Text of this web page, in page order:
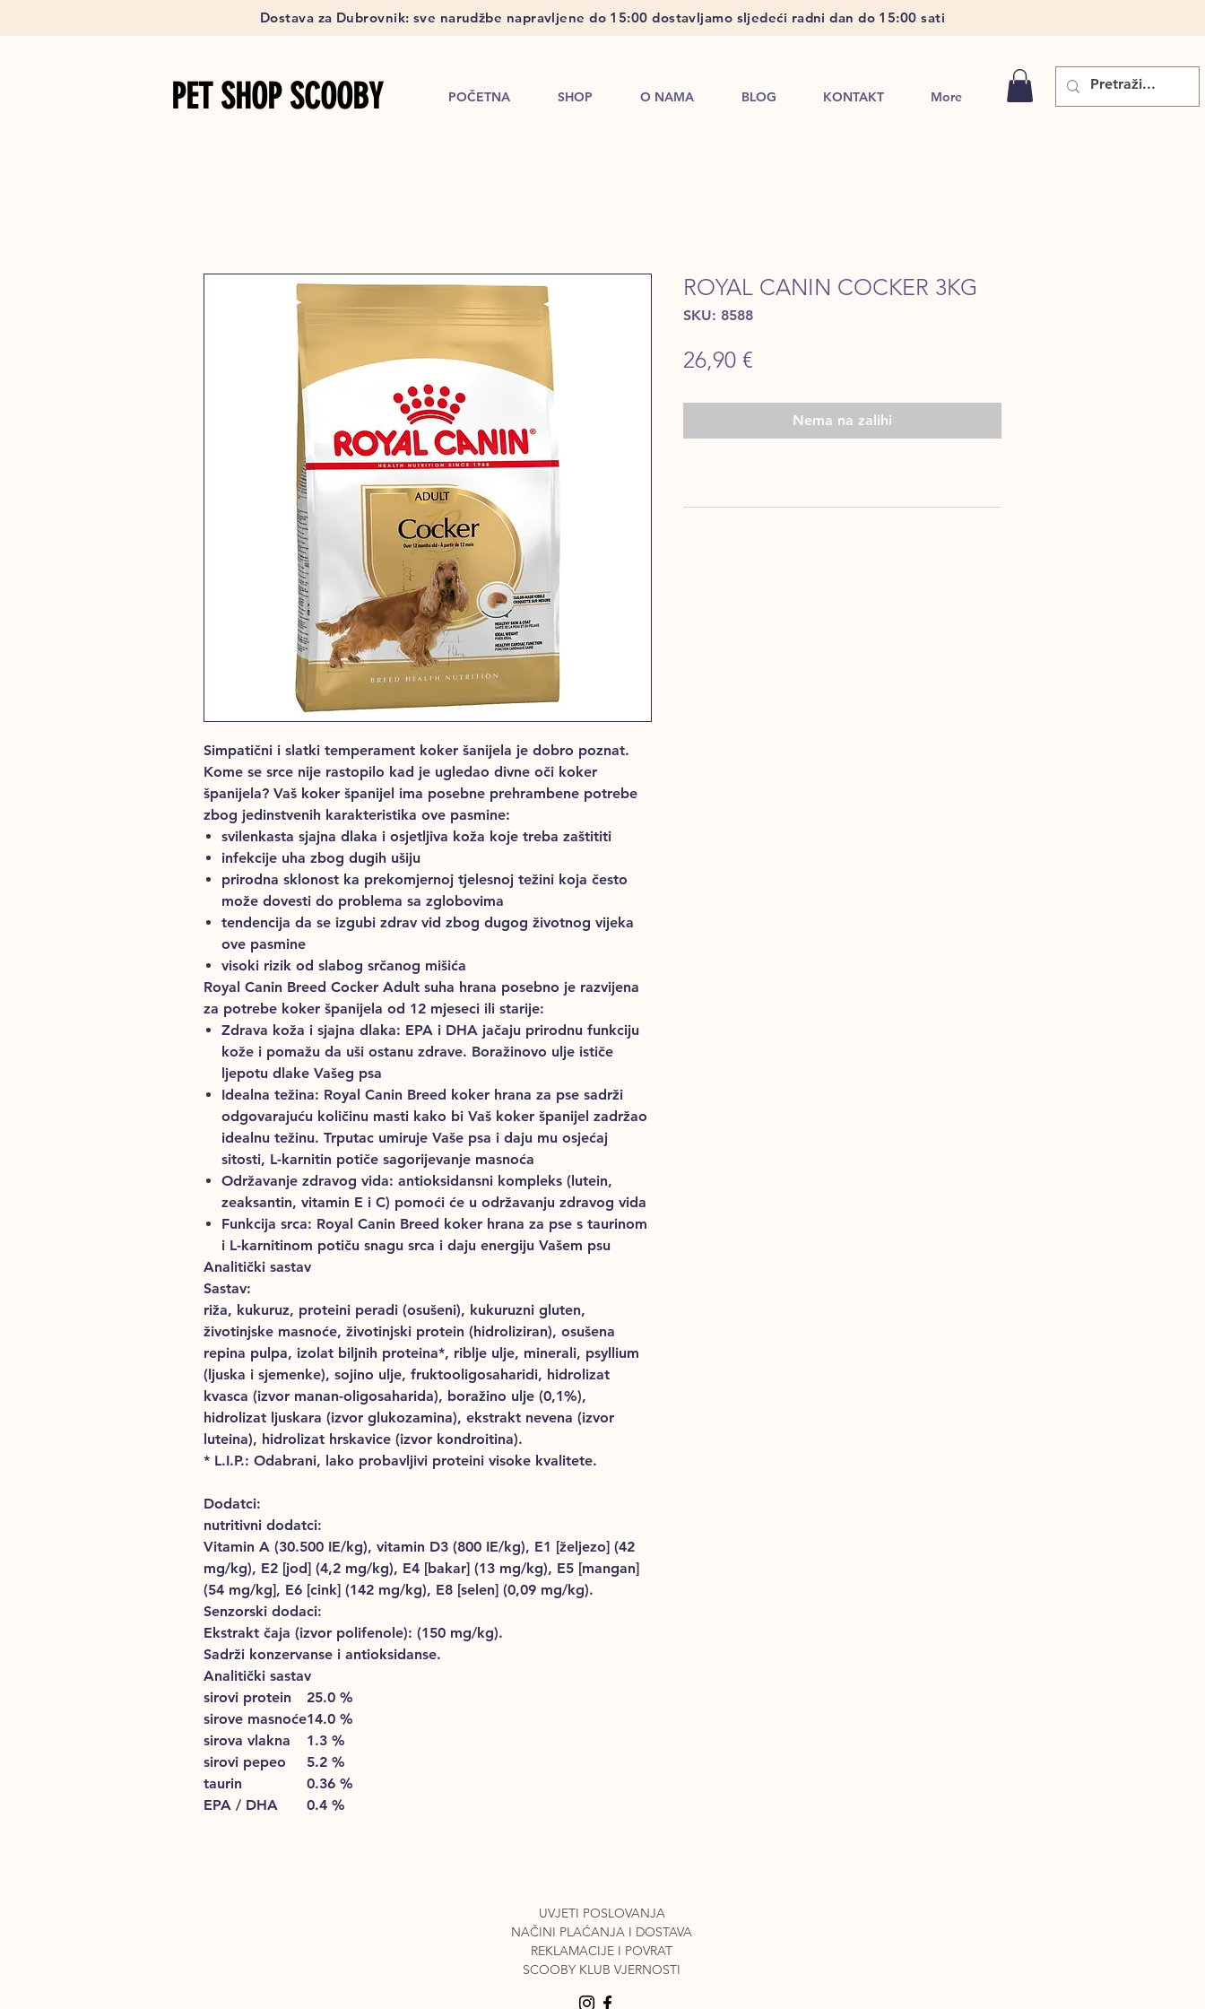
Dostava za Dubrovnik: sve narudžbe napravljene do 15:00 dostavljamo sljedeći radni dan do 15:00 sati
PET SHOP SCOOBY POČETNA SHOP O NAMA BLOG KONTAKT More
Simpatični i slatki temperament koker šanijela je dobro poznat.
Kome se srce nije rastopilo kad je ugledao divne oči koker
španijela? Vaš koker španijel ima posebne prehrambene potrebe
zbog jedinstvenih karakteristika ove pasmine:
svilenkasta sjajna dlaka i osjetljiva koža koje treba zaštititi
infekcije uha zbog dugih ušiju
prirodna sklonost ka prekomjernoj tjelesnoj težini koja često
može dovesti do problema sa zglobovima
tendencija da se izgubi zdrav vid zbog dugog životnog vijeka
ove pasmine
visoki rizik od slabog srčanog mišića
Royal Canin Breed Cocker Adult suha hrana posebno je razvijena
za potrebe koker španijela od 12 mjeseci ili starije:
Zdrava koža i sjajna dlaka: EPA i DHA jačaju prirodnu funkciju
kože i pomažu da uši ostanu zdrave. Boražinovo ulje ističe
ljepotu dlake Vašeg psa
Idealna težina: Royal Canin Breed koker hrana za pse sadrži
odgovarajuću količinu masti kako bi Vaš koker španijel zadržao
idealnu težinu. Trputac umiruje Vaše psa i daju mu osjećaj
sitosti, L-karnitin potiče sagorijevanje masnoća
Održavanje zdravog vida: antioksidansni kompleks (lutein,
zeaksantin, vitamin E i C) pomoći će u održavanju zdravog vida
Funkcija srca: Royal Canin Breed koker hrana za pse s taurinom
i L-karnitinom potiču snagu srca i daju energiju Vašem psu
Analitički sastav
Sastav:
riža, kukuruz, proteini peradi (osušeni), kukuruzni gluten,
životinjske masnoće, životinjski protein (hidroliziran), osušena
repina pulpa, izolat biljnih proteina*, riblje ulje, minerali, psyllium
(ljuska i sjemenke), sojino ulje, fruktooligosaharidi, hidrolizat
kvasca (izvor manan-oligosaharida), boražino ulje (0,1%),
hidrolizat ljuskara (izvor glukozamina), ekstrakt nevena (izvor
luteina), hidrolizat hrskavice (izvor kondroitina).
* L.I.P.: Odabrani, lako probavljivi proteini visoke kvalitete.
Dodatci:
nutritivni dodatci:
Vitamin A (30.500 IE/kg), vitamin D3 (800 IE/kg), E1 [željezo] (42
mg/kg), E2 [jod] (4,2 mg/kg), E4 [bakar] (13 mg/kg), E5 [mangan]
(54 mg/kg], E6 [cink] (142 mg/kg), E8 [selen] (0,09 mg/kg).
Senzorski dodaci:
Ekstrakt čaja (izvor polifenole): (150 mg/kg).
Sadrži konzervanse i antioksidanse.
Analitički sastav
sirovi protein
25.0 %
sirove masnoće14.0 %
sirova vlakna
1.3 %
sirovi pepeo
5.2 %
taurin
0.36 %
EPA / DHA
0.4 %
ROYAL CANIN COCKER 3KG
SKU: 8588
26,90 €
Nema na zalihi
UVJETI POSLOVANJA
NAČINI PLAĆANJA I DOSTAVA
REKLAMACIJE I POVRAT
SCOOBY KLUB VJERNOSTI